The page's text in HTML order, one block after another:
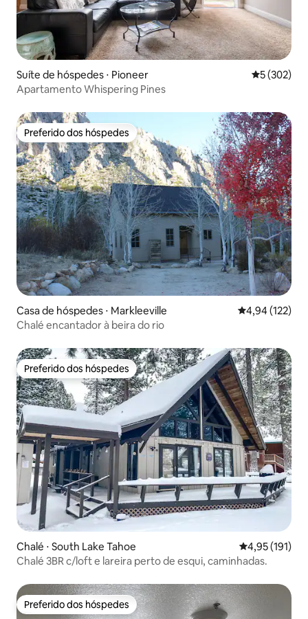
Suíte de hóspedes ⋅ Pioneer 5 de uma
5 (302)
Apartamento Whispering Pines
Preferido dos hóspedes
Preferido dos hóspedes
Casa de hóspedes ⋅ Markleeville 4,94 de uma
4,94 (122)
Chalé encantador à beira do rio
Preferido dos hóspedes
Preferido dos hóspedes
Chalé ⋅ South Lake Tahoe 4,95 de uma
4,95 (191)
Chalé 3BR c/loft e lareira perto de esqui, caminhadas.
Preferido dos hóspedes
Preferido dos hóspedes